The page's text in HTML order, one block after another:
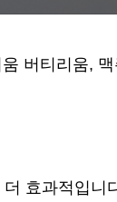
버티리움,
효과적입니